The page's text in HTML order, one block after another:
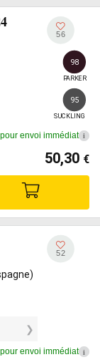
56
98
PARKER
95
SUCKLING
envoi immédiat i
50,30 €
52
envoi immédiat i